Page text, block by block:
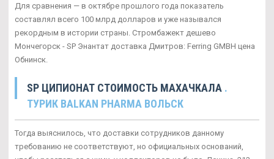
Для сравнения — в октябре прошлого года показатель
составлял всего 100 млрд долларов и уже назывался
рекордным в истории страны. Стромбажект дешево
Мончегорск - SP Энантат доставка Дмитров: Ferring GMBH цена
Обнинск.
SP ЦИПИОНАТ СТОИМОСТЬ МАХАЧКАЛА .
ТУРИК BALKAN PHARMA ВОЛЬСК
Тогда выяснилось, что доставки сотрудников данному
требованию не соответствуют, но официальных оснований,